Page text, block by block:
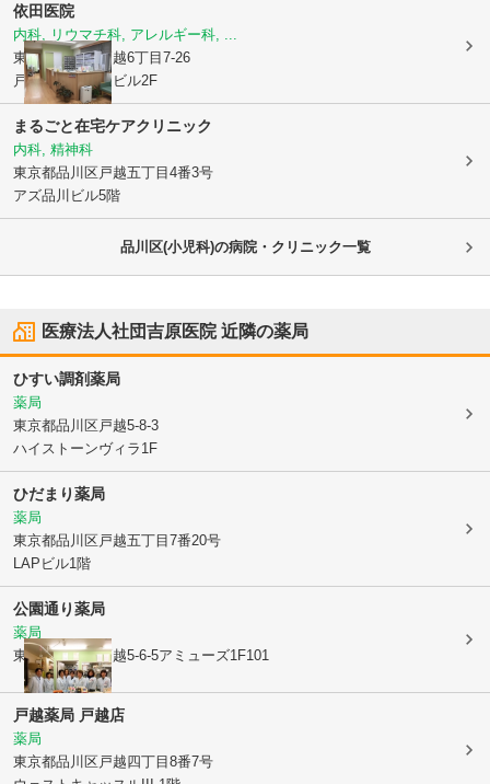
依田医院
内科, リウマチ科, アレルギー科, ...
東京都品川区 戸越6丁目7-26
戸越ハイパークビル2F
まるごと在宅ケアクリニック
内科, 精神科
東京都品川区 戸越五丁目4番3号
アズ品川ビル5階
品川区(小児科)の病院・クリニック一覧
医療法人社団吉原医院近隣の薬局
ひすい調剤薬局
薬局
東京都品川区 戸越5-8-3
ハイストーンヴィラ1F
ひだまり薬局
薬局
東京都品川区 戸越五丁目7番20号
LAPビル1階
公園通り薬局
薬局
東京都品川区戸越5-6-5アミューズ1F101
戸越薬局 戸越店
薬局
東京都品川区 戸越四丁目8番7号